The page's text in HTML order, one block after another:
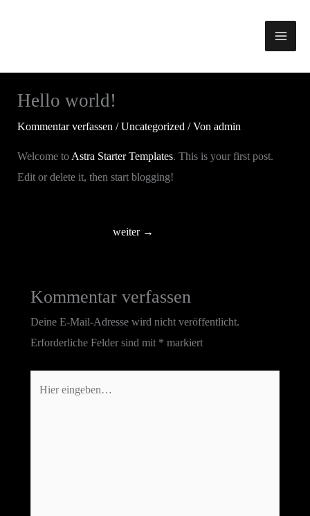
Hello world!
Kommentar verfassen /Uncategorized / Vonadmin
Welcome toAstra Starter Templates. This is your first post.
Edit or delete it, then start blogging!
weiter →
Kommentar verfassen
Deine E-Mail-Adresse wird nicht veröffentlicht.
Erforderliche Felder sind mit * markiert